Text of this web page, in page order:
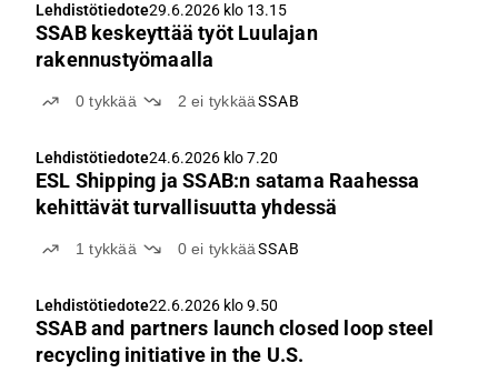
Lehdistötiedote29.6.2026 klo 13.15
SSAB keskeyttää työt Luulajan
rakennustyömaalla
0tykkää 2ei tykkääSSAB
Lehdistötiedote24.6.2026 klo 7.20
ESL Shipping ja SSAB:n satama Raahessa
kehittävät turvallisuutta yhdessä
1tykkää 0ei tykkääSSAB
Lehdistötiedote22.6.2026 klo 9.50
SSAB and partners launch closed loop steel
recycling initiative in the U.S.